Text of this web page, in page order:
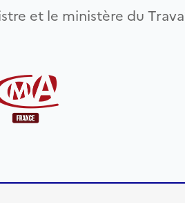
et le ministère du